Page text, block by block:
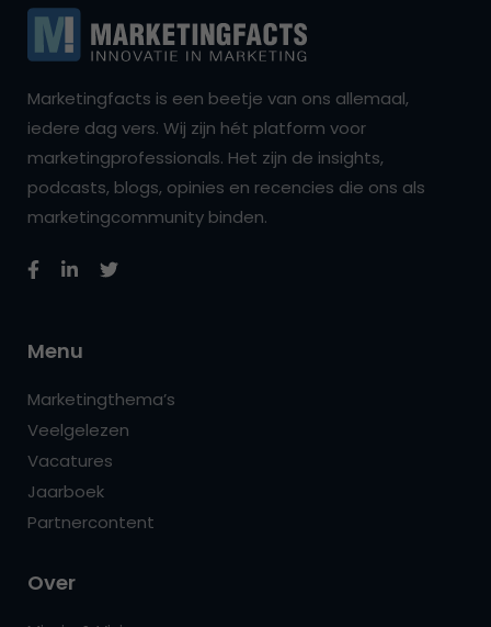
Marketingfacts is een beetje van ons allemaal,
iedere dag vers. Wij zijn hét platform voor
marketingprofessionals. Het zijn de insights,
podcasts, blogs, opinies en recencies die ons als
marketingcommunity binden.
Menu
Marketingthema’s
Veelgelezen
Vacatures
Jaarboek
Partnercontent
Over